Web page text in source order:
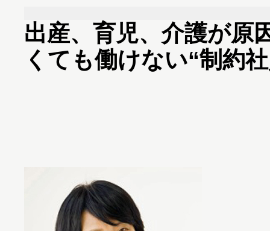
出産、育児、介護が原
くても働けない“制約